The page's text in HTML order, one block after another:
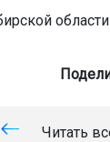
области
Читать